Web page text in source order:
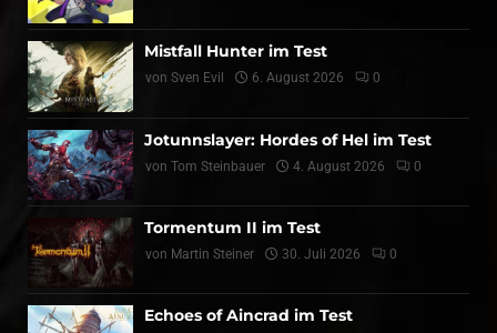
Mistfall Hunter im Test
von Sven Evil 6. August 2026 0
Jotunnslayer: Hordes of Hel im Test
von Tom Steinbauer 4. August 2026 0
Tormentum II im Test
von Martin Steiner 30. Juli 2026 0
Echoes of Aincrad im Test